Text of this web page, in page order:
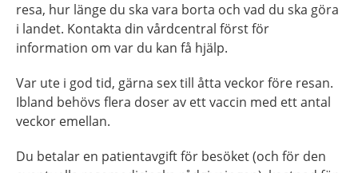
resa, hur länge du ska vara borta och vad du ska göra
i landet. Kontakta din vårdcentral först för
information om var du kan få hjälp.
Var ute i god tid, gärna sex till åtta veckor före resan.
Ibland behövs flera doser av ett vaccin med ett antal
veckor emellan.
Du betalar en patientavgift för besöket (och för den